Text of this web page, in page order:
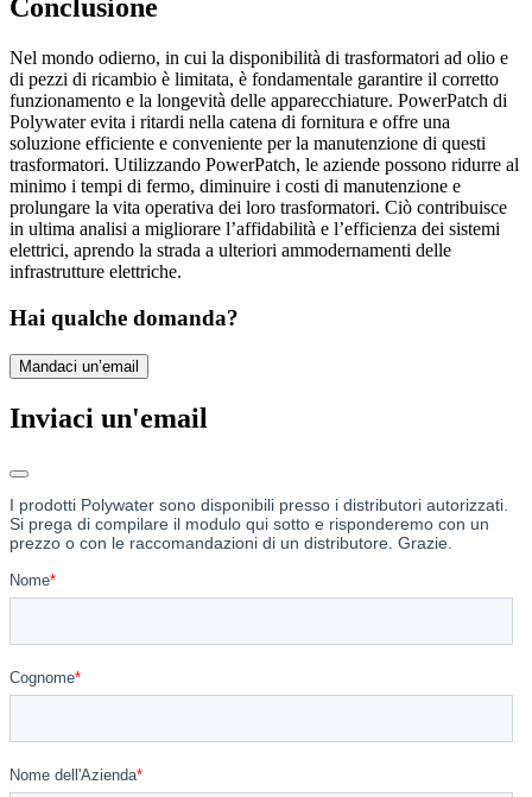
Conclusione
Nel mondo odierno, in cui la disponibilità di trasformatori ad olio e
di pezzi di ricambio è limitata, è fondamentale garantire il corretto
funzionamento e la longevità delle apparecchiature. PowerPatch di
Polywater evita i ritardi nella catena di fornitura e offre una
soluzione efficiente e conveniente per la manutenzione di questi
trasformatori. Utilizzando PowerPatch, le aziende possono ridurre al
minimo i tempi di fermo, diminuire i costi di manutenzione e
prolungare la vita operativa dei loro trasformatori. Ciò contribuisce
in ultima analisi a migliorare l’affidabilità e l’efficienza dei sistemi
elettrici, aprendo la strada a ulteriori ammodernamenti delle
infrastrutture elettriche.
Hai qualche domanda?
Mandaci un’email
Inviaci un'email